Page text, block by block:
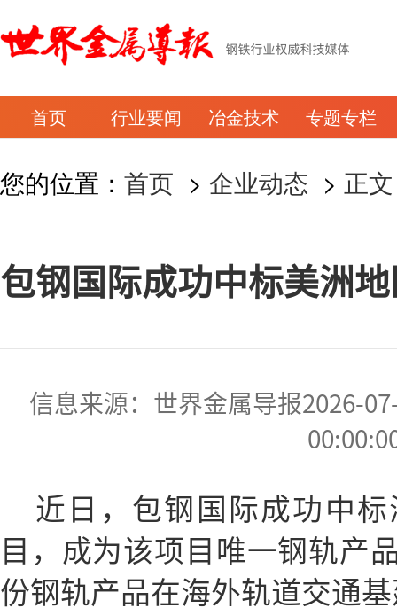
首页 行业要闻 冶金技术 专题专栏
您的位置： 首页 > 企业动态 > 正文
包钢国际成功中标美洲
信息来源：世界金属导报2026-
近日，包钢国际成功中
目，成为该项目唯一钢轨产
份钢轨产品在海外轨道交通